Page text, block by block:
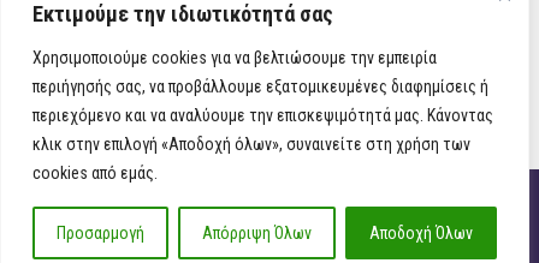
Εκτιμούμε την ιδιωτικότητά σας
Χρησιμοποιούμε cookies για να βελτιώσουμε την εμπειρία
περιήγησής σας, να προβάλλουμε εξατομικευμένες διαφημίσεις ή
περιεχόμενο και να αναλύουμε την επισκεψιμότητά μας. Κάνοντας
κλικ στην επιλογή «Αποδοχή όλων», συναινείτε στη χρήση των
cookies από εμάς.
Προσαρμογή Απόρριψη Όλων Αποδοχή Όλων
ΌΡΟΙ ΧΡΉΣΗΣ
ΠΟΛΙΤΙΚΉ ΑΠΟΡΡΉΤΟΥ
iAnatropi ©
Η Ανατροπή στην Ενημέρωση, την Πολιτική, την Καθημερινότητα